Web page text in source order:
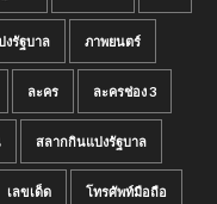
รัฐบาล ภาพยนตร์
ละคร ละครช่อง 3
สลากกินแบ่งรัฐบาล
เลขเด็ด โทรศัพท์มือถือ